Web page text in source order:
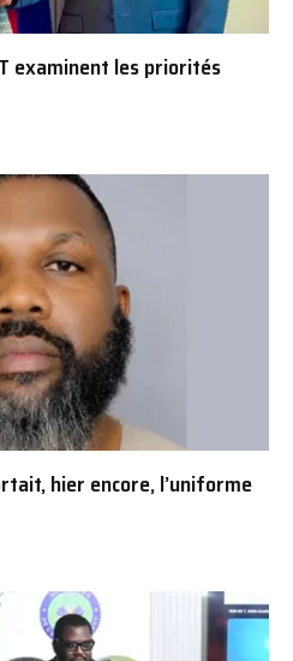
examinent les priorités
hier encore, l’uniforme